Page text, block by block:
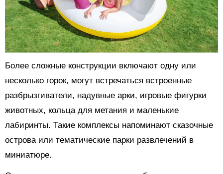
Более сложные конструкции включают одну или
несколько горок, могут встречаться встроенные
разбрызгиватели, надувные арки, игровые фигурки
животных, кольца для метания и маленькие
лабиринты. Такие комплексы напоминают сказочные
острова или тематические парки развлечений в
миниатюре.